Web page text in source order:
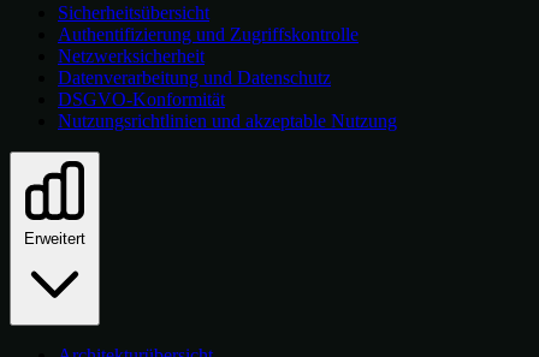
Sicherheitsübersicht
Authentifizierung und Zugriffskontrolle
Netzwerksicherheit
Datenverarbeitung und Datenschutz
DSGVO-Konformität
Nutzungsrichtlinien und akzeptable Nutzung
Erweitert